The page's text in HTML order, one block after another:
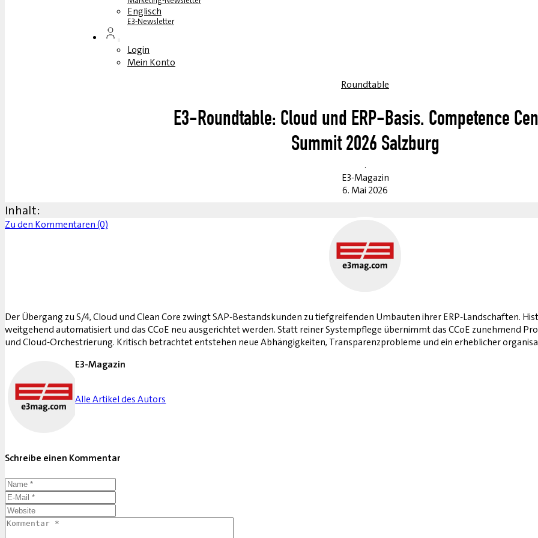
Englisch
E3-Newsletter
Login
Mein Konto
Roundtable
E3-Roundtable: Cloud und ERP-Basis. Competence
Summit 2026 Salzburg
.
E3-Magazin
6. Mai 2026
Inhalt:
Zu den Kommentaren (0)
Der Übergang zu S/4, Cloud und Clean Core zwingt SAP-Bestandskunden zu tiefgreifenden Umbauten ihrer ERP-Landschaften.
weitgehend automatisiert und das CCoE neu ausgerichtet werden. Statt reiner Systempflege übernimmt das CCoE zunehmend
und Cloud-Orchestrierung. Kritisch betrachtet entstehen neue Abhängigkeiten, Transparenzprobleme und ein erheblicher
E3-Magazin
Alle Artikel des Autors
Schreibe einen Kommentar